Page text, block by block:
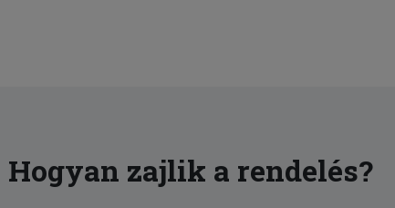
Hogyan zajlik a rendelés?